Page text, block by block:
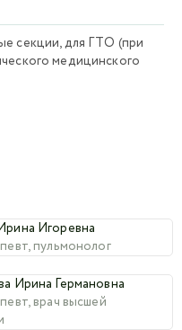
секции, для ГТО (при
медицинского
Игоревна
пульмонолог
Ирина Германовна
врач высшей